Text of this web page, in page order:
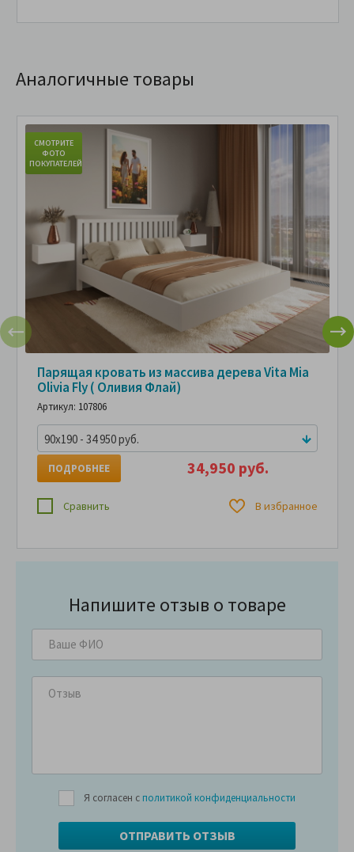
Аналогичные товары
СМОТРИТЕ
ФОТО
ПОКУПАТЕЛЕЙ
Парящая кровать из массива дерева Vita Mia
Olivia Fly ( Оливия Флай)
Артикул: 107806
90x190 - 34 950 руб.
34,950 руб.
ПОДРОБНЕЕ
Сравнить В избранное
Напишите отзыв о товаре
Я согласен с политикой конфиденциальности